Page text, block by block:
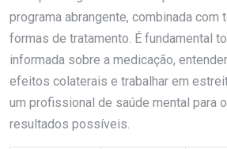
programa abrangente, combinada com
formas de tratamento. É fundamental
informada sobre a medicação,
efeitos colaterais e trabalhar em
um profissional de saúde mental para
resultados possíveis.